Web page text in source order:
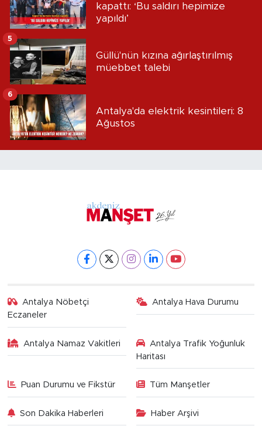
kapattı: ‘Bu saldırı hepimize
yapıldı’
Güllü'nün kızına ağırlaştırılmış
müebbet talebi
5
Antalya'da elektrik kesintileri: 8
Ağustos
6
Antalya Nöbetçi
Eczaneler
Antalya Hava Durumu
Antalya Namaz Vakitleri
Antalya Trafik Yoğunluk
Haritası
Puan Durumu ve Fikstür Tüm Manşetler
Son Dakika Haberleri Haber Arşivi